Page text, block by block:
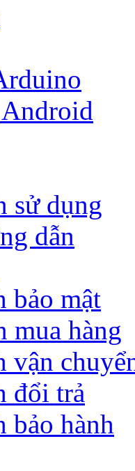
sử dụng
dẫn
bảo mật
mua hàng
vận
đổi trả
bảo hành